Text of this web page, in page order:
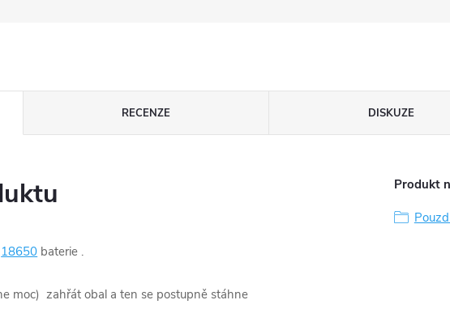
RECENZE DISKUZE
18650 baterie .
moc) zahřát obal a ten se postupně stáhne
Produkt